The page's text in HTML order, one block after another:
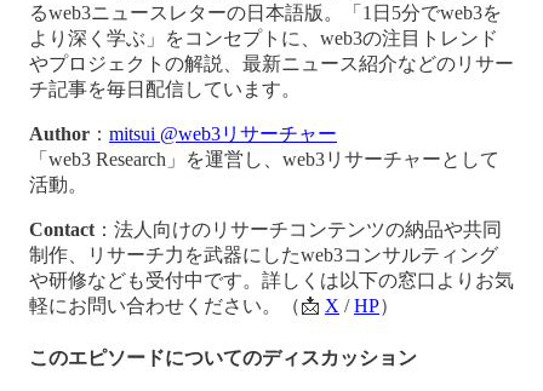
るweb3ニュースレターの日本語版。「1日5分でweb3を
より深く学ぶ」をコンセプトに、web3の注目トレンド
やプロジェクトの解説、最新ニュース紹介などのリサー
チ記事を毎日配信しています。
Author ： mitsui @web3リサーチャー
「web3 Research」を運営し、web3リサーチャーとして
活動。
Contact：法人向けのリサーチコンテンツの納品や共同
制作、リサーチ力を武器にしたweb3コンサルティング
や研修なども受付中です。詳しくは以下の窓口よりお気
軽にお問い合わせください。（📩 X /HP）
このエピソードについてのディスカッション